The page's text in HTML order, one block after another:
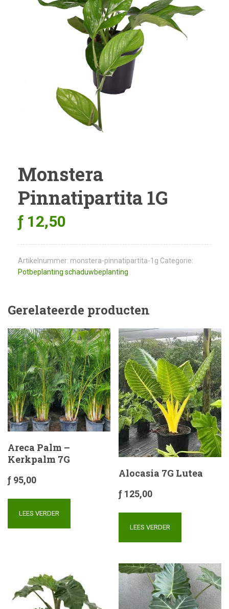
Monstera
Pinnatipartita 1G
ƒ 12,50
Artikelnummer: monstera-pinnatipartita-1g Categorie:
Potbeplanting schaduwbeplanting
Gerelateerde producten
Areca Palm –
Kerkpalm 7G
ƒ 95,00
LEES VERDER
Alocasia 7G Lutea
ƒ 125,00
LEES VERDER